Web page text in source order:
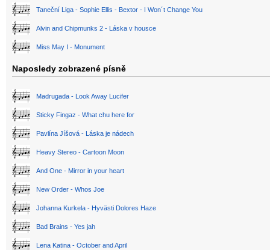
Taneční Liga - Sophie Ellis - Bextor - I Won´t Change You
Alvin and Chipmunks 2 - Láska v housce
Miss May I - Monument
Naposledy zobrazené písně
Madrugada - Look Away Lucifer
Sticky Fingaz - What chu here for
Pavlína Jíšová - Láska je nádech
Heavy Stereo - Cartoon Moon
And One - Mirror in your heart
New Order - Whos Joe
Johanna Kurkela - Hyvästi Dolores Haze
Bad Brains - Yes jah
Lena Katina - October and April